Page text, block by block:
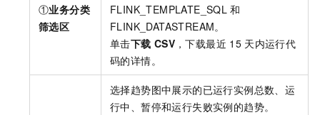
①业务分类
筛选区
FLINK_TEMPLATE_SQL 和
FLINK_DATASTREAM。
单击下载 CSV ，下载最近 15 天内运行代
码的详情。
选择趋势图中展示的已运行实例总数、运
行中、暂停和运行失败实例的趋势。